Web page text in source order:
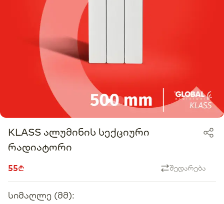
KLASS ალუმინის სექციური
რადიატორი
55 შედარება
სიმაღლე (მმ):